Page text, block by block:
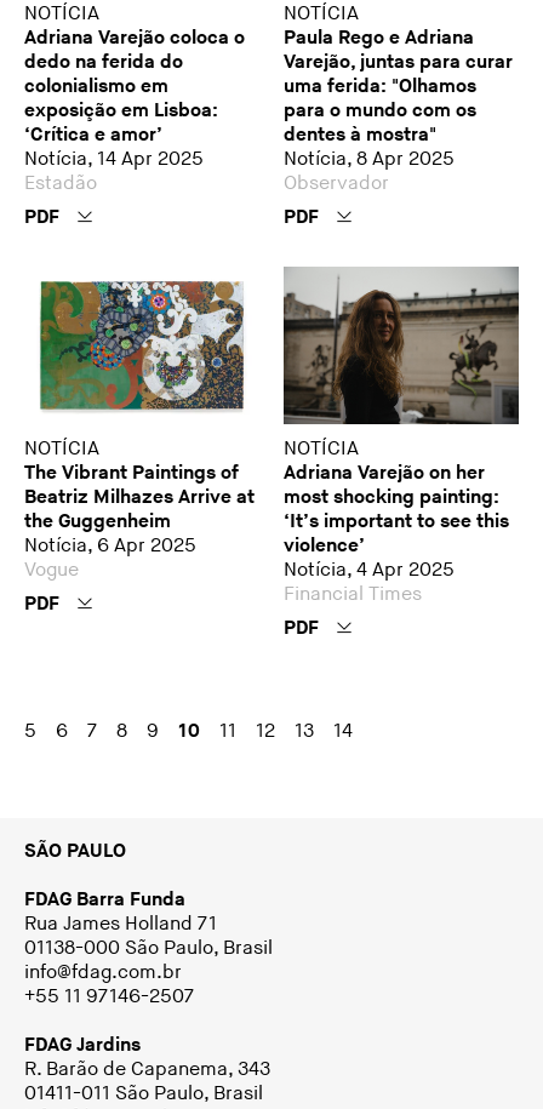
NOTÍCIA
Adriana Varejão coloca o
dedo na ferida do
colonialismo em
exposição em Lisboa:
‘Crítica e amor’
Notícia, 14 Apr 2025
Estadão
PDF
NOTÍCIA
Paula Rego e Adriana
Varejão, juntas para curar
uma ferida: "Olhamos
para o mundo com os
dentes à mostra"
Notícia, 8 Apr 2025
Observador
PDF
NOTÍCIA
The Vibrant Paintings of
Beatriz Milhazes Arrive at
the Guggenheim
Notícia, 6 Apr 2025
Vogue
PDF
NOTÍCIA
Adriana Varejão on her
most shocking painting:
‘It’s important to see this
violence’
Notícia, 4 Apr 2025
Financial Times
PDF
5 6 7 8 9 10 11 12 13 14
SÃO PAULO
FDAG Barra Funda
Rua James Holland 71
01138-000 São Paulo, Brasil
info@fdag.com.br
+55 11 97146-2507
FDAG Jardins
R. Barão de Capanema, 343
01411-011 São Paulo, Brasil